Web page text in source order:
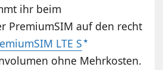
ihr beim
PremiumSIM auf den recht
LTE S
ohne Mehrkosten.